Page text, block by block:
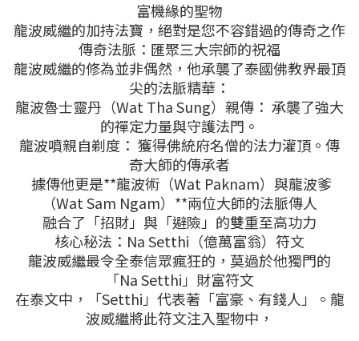
富機緣的聖物
龍波威繼的加持法寶，絕對是您不容錯過的傳奇之作
傳奇法脈：匯聚三大宗師的祝福
龍波威繼的修為並非偶然，他承襲了泰國佛教界最頂
尖的法脈精華：
龍波魯士靈丹（Wat Tha Sung）親傳： 承襲了強大
的禪定力量與守護法門。
龍波噴親自剃度： 獲得佛統府名僧的法力灌頂。傳
奇大師的傳承者
據傳他更是**龍波術（Wat Paknam）與龍波爹
（Wat Sam Ngam）**兩位大師的法脈傳人
融合了「招財」與「避險」的雙重至高功力
核心秘法：Na Setthi（億萬富翁）符文
龍波威繼最令全泰信眾瘋狂的，莫過於他獨門的
「Na Setthi」財富符文
在泰文中，「Setthi」代表著「富豪、有錢人」。 龍
波威繼將此符文注入聖物中，